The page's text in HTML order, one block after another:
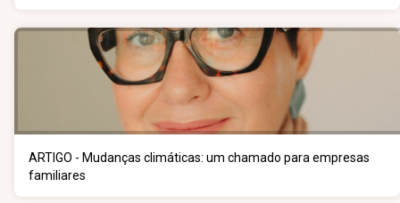
ARTIGO - Mudanças climáticas: um chamado para empresas
familiares